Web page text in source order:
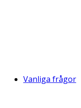
Vanliga frågor